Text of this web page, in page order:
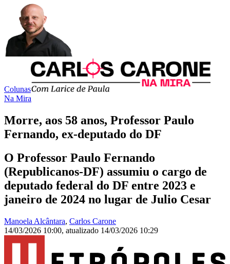
Colunas
Na Mira
Morre, aos 58 anos, Professor Paulo
Fernando, ex-deputado do DF
O Professor Paulo Fernando
(Republicanos-DF) assumiu o cargo de
deputado federal do DF entre 2023 e
janeiro de 2024 no lugar de Julio Cesar
Manoela Alcântara, Carlos Carone
14/03/2026 10:00, atualizado 14/03/2026 10:29